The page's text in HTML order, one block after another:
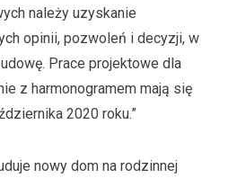
należy uzyskanie
opinii, pozwoleń i decyzji, w
Prace projektowe dla
z harmonogramem mają się
2020 roku.”
nowy dom na rodzinnej